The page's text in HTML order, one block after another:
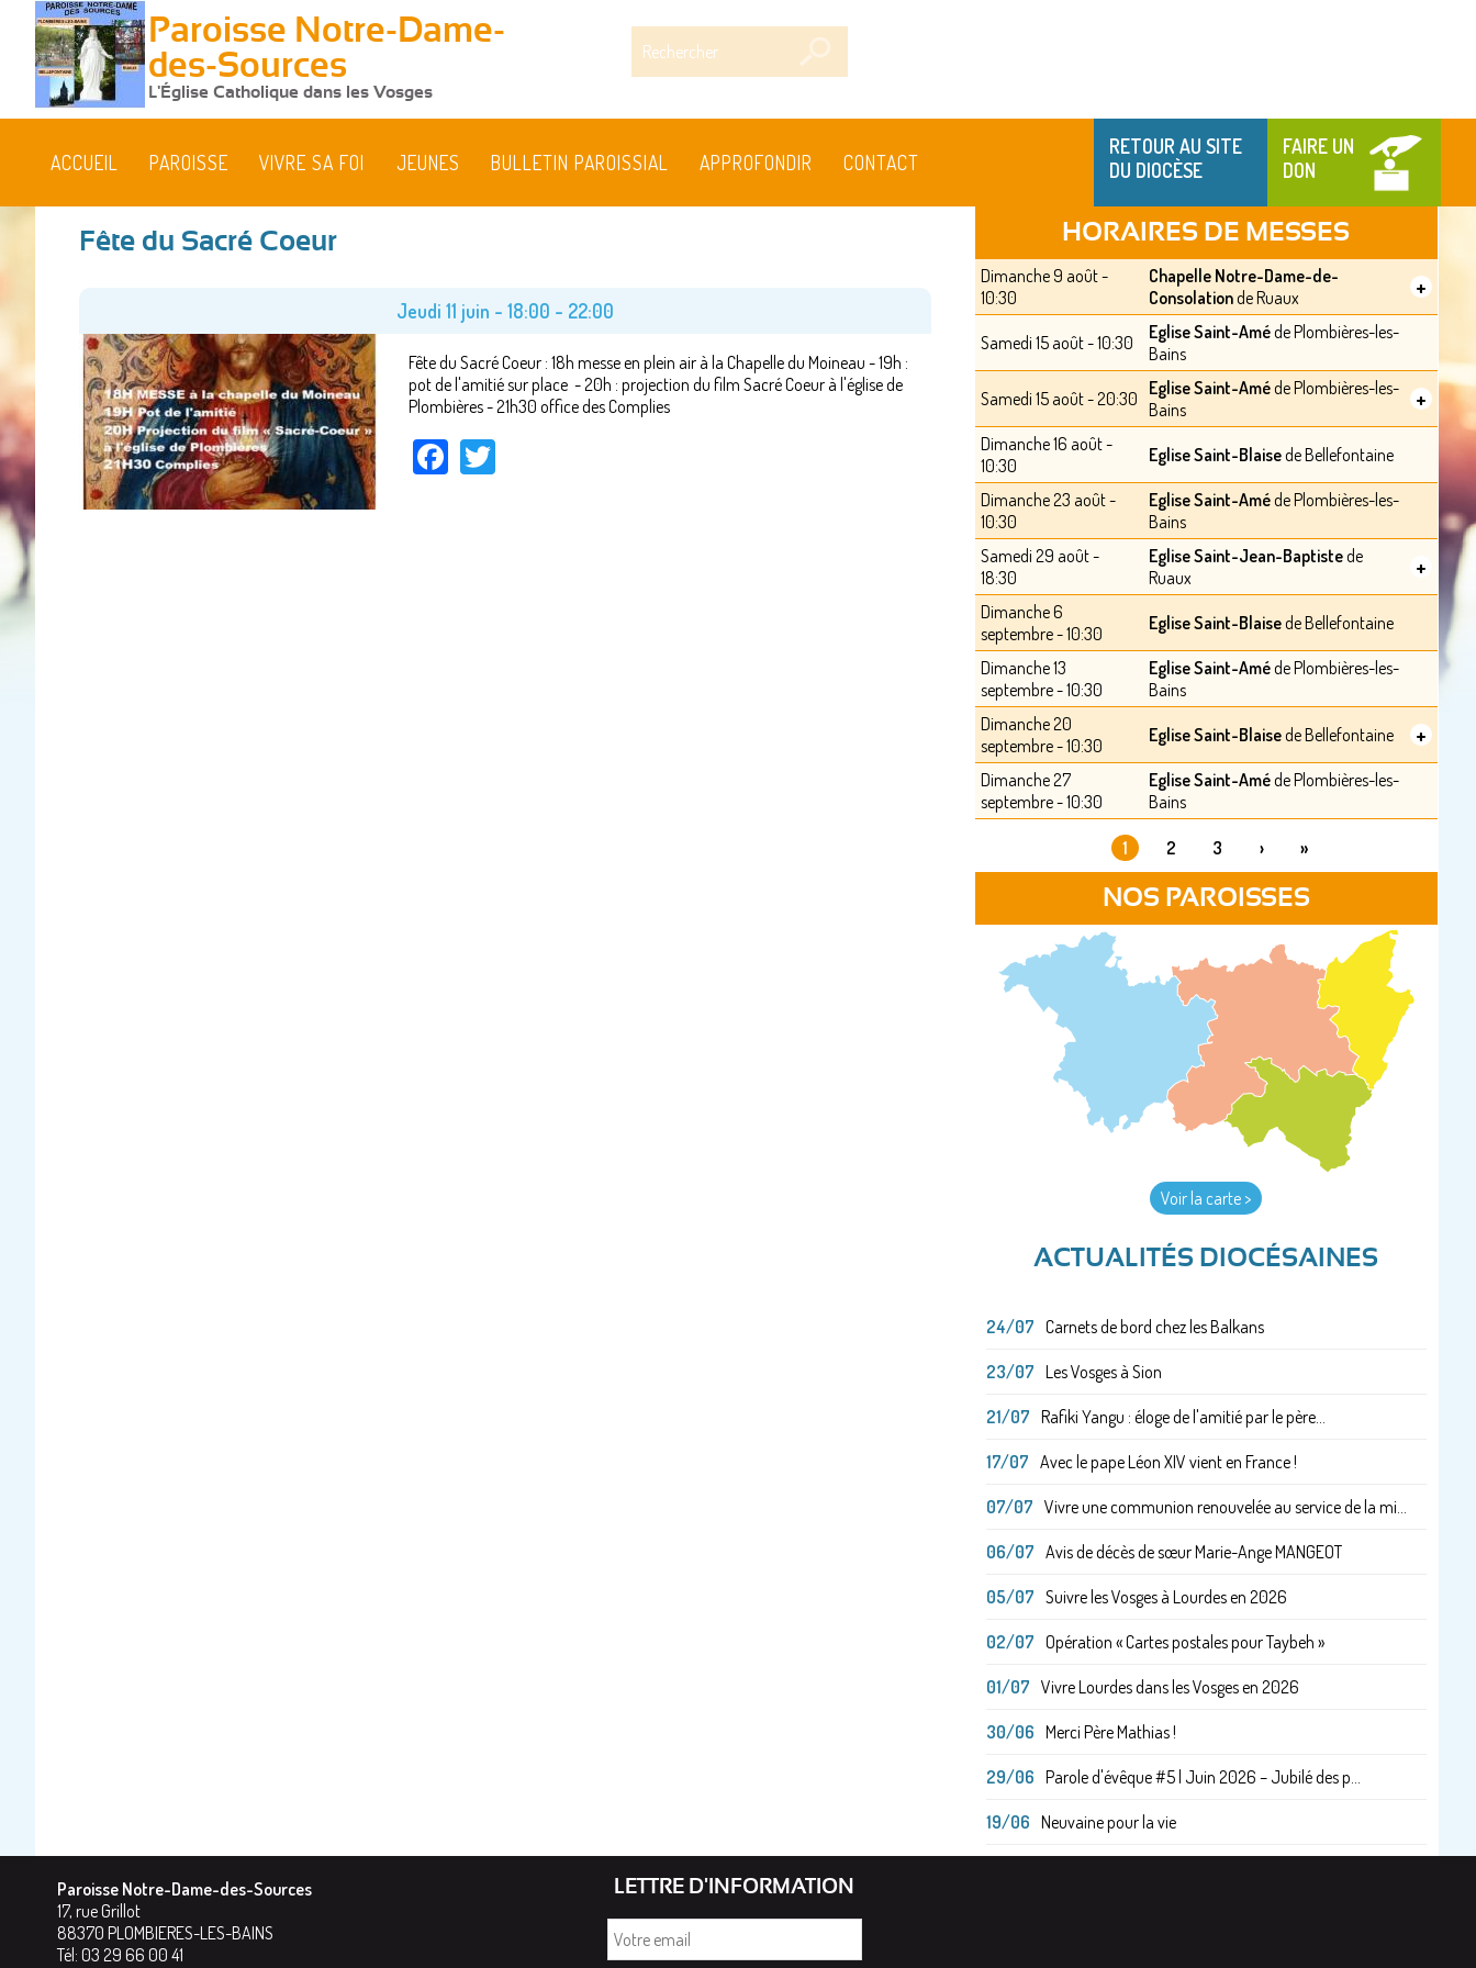
Paroisse Notre-Dame-
des-Sources
L'Église Catholique dans les Vosges
RETOUR AU SITE
DU DIOCÈSE
FAIRE UN
DON
ACCUEIL PAROISSE VIVRE SA FOI JEUNES BULLETIN PAROISSIAL APPROFONDIR CONTACT
ici
Fête du Sacré Coeur
Jeudi 11 juin - 18:00 - 22:00
Fête du Sacré Coeur : 18h messe en plein air à la Chapelle du Moineau - 19h :
pot de l'amitié sur place - 20h : projection du film Sacré Coeur à l'église de
Plombières - 21h30 office des Complies
Facebook
HORAIRES DE MESSES
Dimanche 9 août -
10:30
Chapelle Notre-Dame-de-
Consolationde Ruaux +
Samedi 15 août - 10:30 Eglise Saint-Améde Plombières-les-
Bains
Samedi 15 août - 20:30 Eglise Saint-Améde Plombières-les-
Bains
+
Dimanche 16 août -
10:30
Eglise Saint-Blaisede Bellefontaine
Dimanche 23 août -
10:30
Eglise Saint-Améde Plombières-les-
Bains
Samedi 29 août -
18:30
Eglise Saint-Jean-Baptistede
Ruaux
+
Dimanche 6
septembre - 10:30
Eglise Saint-Blaisede Bellefontaine
Dimanche 13
septembre - 10:30
Eglise Saint-Améde Plombières-les-
Bains
Dimanche 20
septembre - 10:30
Eglise Saint-Blaisede Bellefontaine +
Dimanche 27
septembre - 10:30
Eglise Saint-Améde Plombières-les-
Bains
1 2 3 › »
NOS PAROISSES
Voir la carte >
ACTUALITÉS DIOCÉSAINES
24/07 Carnets de bord chez les Balkans
23/07 Les Vosges à Sion
21/07 Rafiki Yangu : éloge de l'amitié par le père...
17/07 Avec le pape Léon XIV vient en France !
07/07 Vivre une communion renouvelée au service de la mi...
06/07 Avis de décès de sœur Marie-Ange MANGEOT
05/07 Suivre les Vosges à Lourdes en 2026
02/07 Opération « Cartes postales pour Taybeh »
01/07 Vivre Lourdes dans les Vosges en 2026
30/06 Merci Père Mathias !
29/06 Parole d'évêque #5 | Juin 2026 – Jubilé des p...
19/06 Neuvaine pour la vie
Paroisse Notre-Dame-des-Sources
17, rue Grillot
88370 PLOMBIERES-LES-BAINS
Tél: 03 29 66 00 41
LETTRE D'INFORMATION